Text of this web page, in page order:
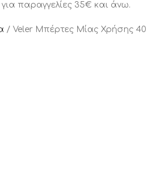
παραγγελίες 35€ και άνω.
Veler Μπέρτες Μίας Χρήσης 40